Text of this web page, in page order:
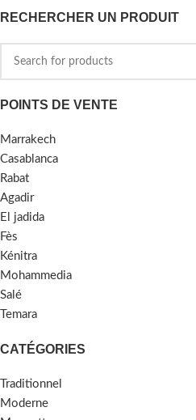
RECHERCHER UN PRODUIT
POINTS DE VENTE
Marrakech
Casablanca
Rabat
Agadir
El jadida
Fès
Kénitra
Mohammedia
Salé
Temara
CATÉGORIES
Traditionnel
Moderne